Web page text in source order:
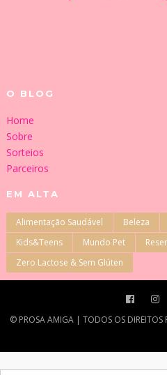
O BLOG
Home
Sobre
Sorteios
Parceiros
EM ALTA
Alimentação Saudável Beleza
Kids&Teens
Mundo Pet
Zero Lactose & Sem Glúten
©‎ PROSA AMIGA | TODOS OS DIREITOS